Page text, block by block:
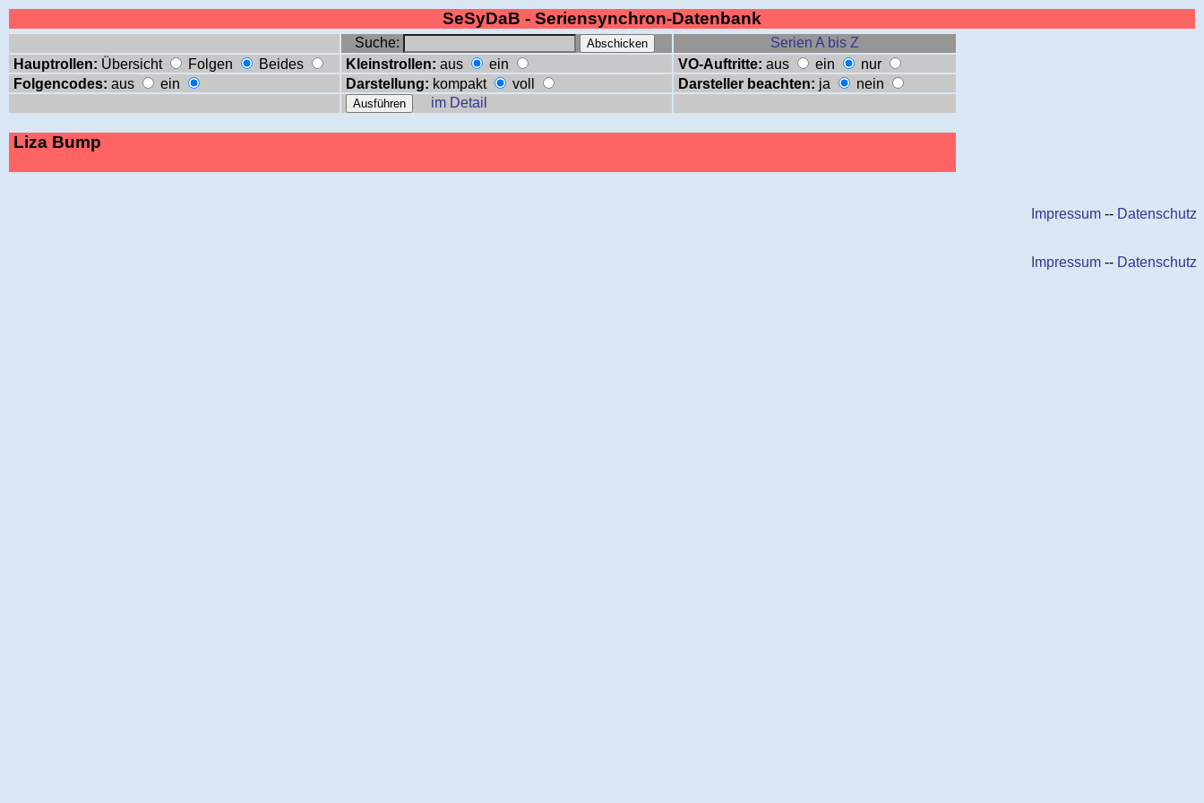
SeSyDaB - Seriensynchron-Datenbank
Suche:
Serien A bis Z
Hauptrollen: Übersicht Folgen Beides Kleinstrollen: aus ein VO-Auftritte: aus ein
nur
Folgencodes: aus ein Darstellung: kompakt voll Darsteller beachten: ja
nein
im Detail
Liza Bump
Impressum -- Datenschutz
Impressum -- Datenschutz